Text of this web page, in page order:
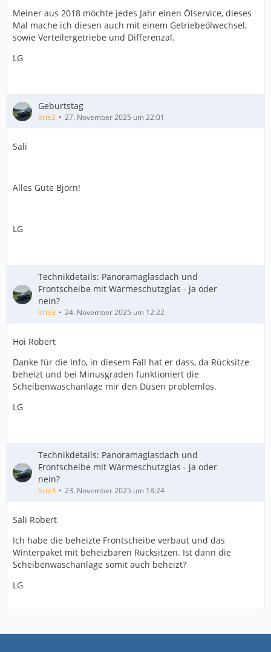
Meiner aus 2018 möchte jedes Jahr einen Ölservice, dieses
Mal mache ich diesen auch mit einem Getriebeölwechsel,
sowie Verteilergetriebe und Differenzal.
LG
Geburtstag
Itrie3 27. November 2025 um 22:01
Sali
Alles Gute Björn!
LG
Technikdetails: Panoramaglasdach und
Frontscheibe mit Wärmeschutzglas - ja oder
nein?
Itrie3 24. November 2025 um 12:22
Hoi Robert
Danke für die Info, in diesem Fall hat er dass, da Rücksitze
beheizt und bei Minusgraden funktioniert die
Scheibenwaschanlage mir den Düsen problemlos.
LG
Technikdetails: Panoramaglasdach und
Frontscheibe mit Wärmeschutzglas - ja oder
nein?
Itrie3 23. November 2025 um 18:24
Sali Robert
Ich habe die beheizte Frontscheibe verbaut und das
Winterpaket mit beheizbaren Rücksitzen. Ist dann die
Scheibenwaschanlage somit auch beheizt?
LG